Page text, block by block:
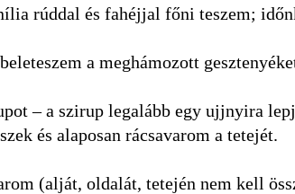
rúddal és fahéjjal főni teszem;
a meghámozott
– a szirup legalább egy ujjnyira
és alaposan rácsavarom a tetejét.
(alját, oldalát, tetején nem kell